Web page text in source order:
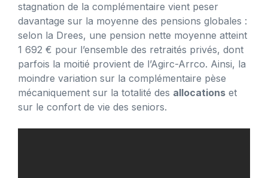
stagnation de la complémentaire vient peser
davantage sur la moyenne des pensions globales :
selon la Drees, une pension nette moyenne atteint
1 692 € pour l’ensemble des retraités privés, dont
parfois la moitié provient de l’Agirc-Arrco. Ainsi, la
moindre variation sur la complémentaire pèse
mécaniquement sur la totalité des allocations et
sur le confort de vie des seniors.